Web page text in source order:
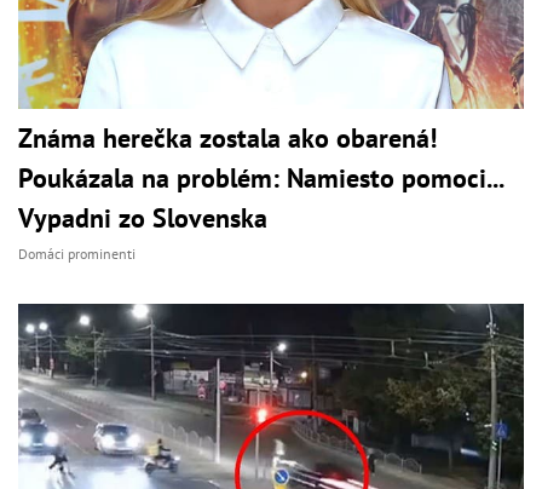
Známa herečka zostala ako obarená!
Poukázala na problém: Namiesto pomoci...
Vypadni zo Slovenska
Domáci prominenti